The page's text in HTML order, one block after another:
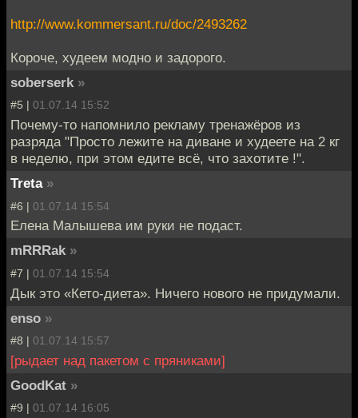
http://www.kommersant.ru/doc/2493262
Короче, худеем модно и задорого.
soberserk »
#5 | 01.07.14 15:52
Почему-то напомнило рекламу тренажёров из
разряда "Просто лежите на диване и худеете на 2 кг
в неделю, при этом едите всё, что захотите !".
Treta »
#6 | 01.07.14 15:54
Елена Малышева им руки не подаст.
mRRRak »
#7 | 01.07.14 15:54
Дык это «Кето-диета». Ничего нового не придумали.
enso »
#8 | 01.07.14 15:57
[рыдает над пакетом с пряниками]
GoodKat »
#9 | 01.07.14 16:05